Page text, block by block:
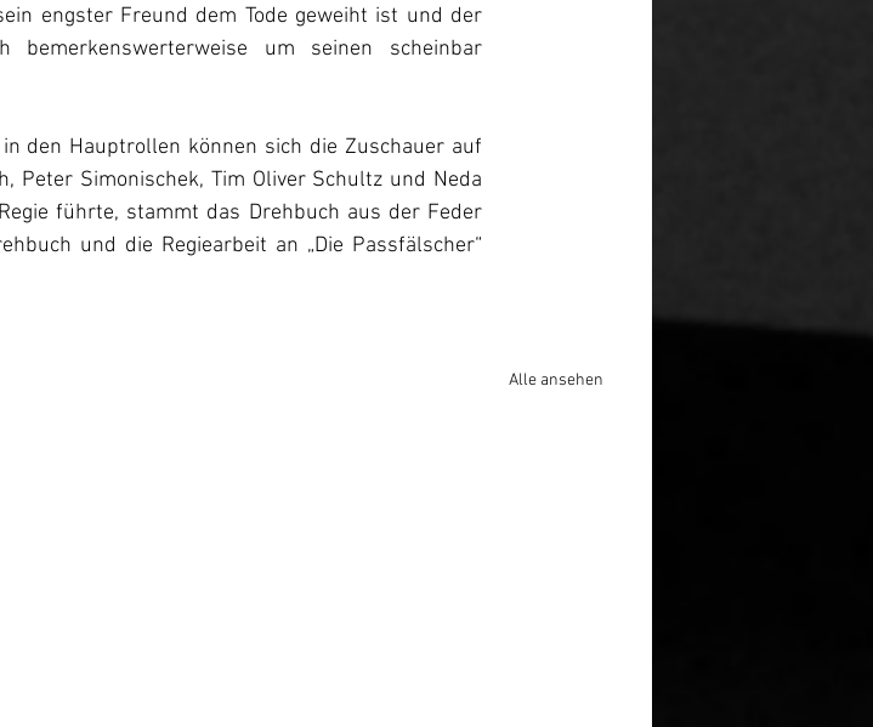
engster Freund dem Tode geweiht ist und der
um seinen scheinbar
den Hauptrollen können sich die Zuschauer auf
Peter Simonischek, Tim Oliver Schultz und Neda
führte, stammt das Drehbuch aus der Feder
und die Regiearbeit an „Die Passfälscher“
Alle ansehen